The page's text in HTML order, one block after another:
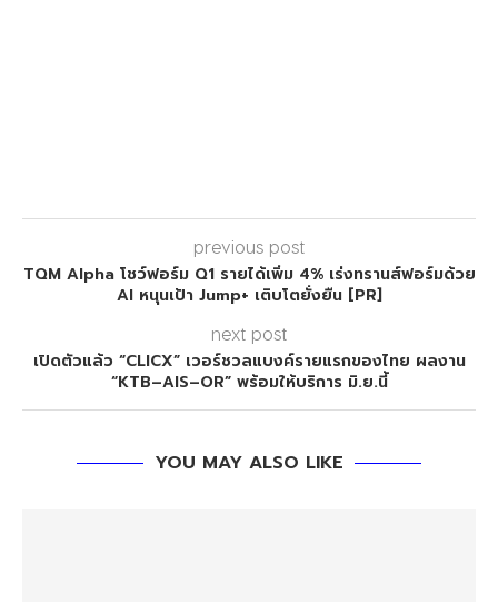
previous post
TQM Alpha โชว์ฟอร์ม Q1 รายได้เพิ่ม 4% เร่งทรานส์ฟอร์มด้วย
AI หนุนเป้า Jump+ เติบโตยั่งยืน [PR]
next post
เปิดตัวแล้ว “CLICX” เวอร์ชวลแบงค์รายแรกของไทย ผลงาน
“KTB–AIS–OR” พร้อมให้บริการ มิ.ย.นี้
YOU MAY ALSO LIKE